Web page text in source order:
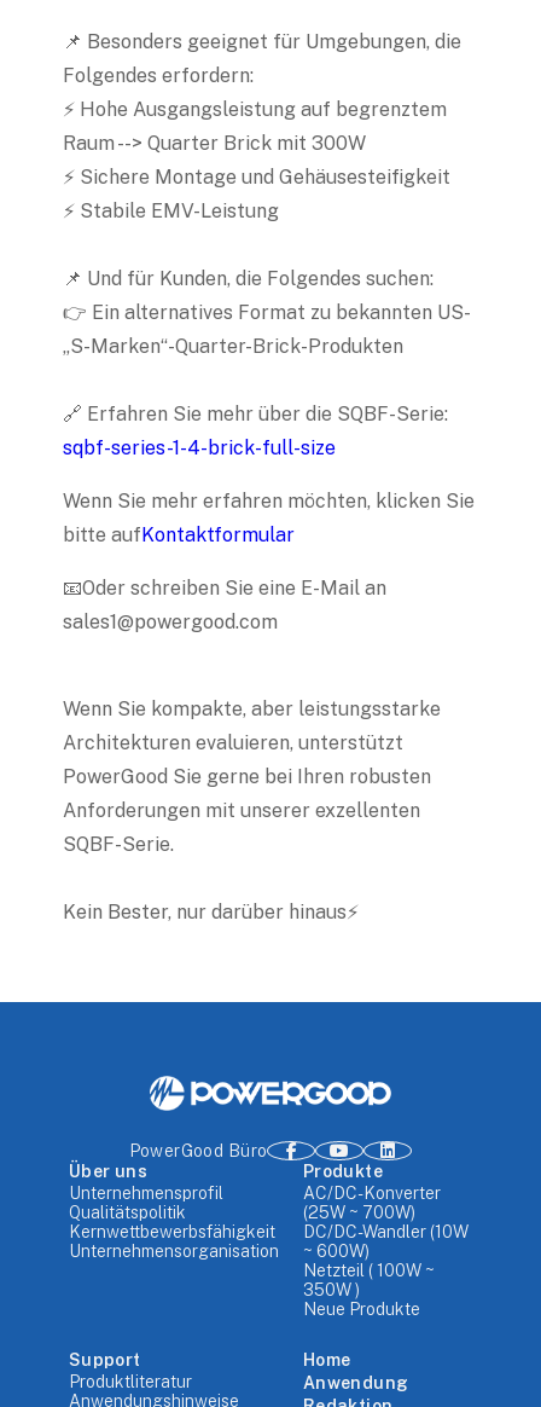
📌 Besonders geeignet für Umgebungen, die
Folgendes erfordern:
⚡ Hohe Ausgangsleistung auf begrenztem
Raum --> Quarter Brick mit 300W
⚡ Sichere Montage und Gehäusesteifigkeit
⚡ Stabile EMV-Leistung
📌 Und für Kunden, die Folgendes suchen:
👉 Ein alternatives Format zu bekannten US-
„S-Marken“-Quarter-Brick-Produkten
🔗 Erfahren Sie mehr über die SQBF-Serie:
sqbf-series-1-4-brick-full-size
Wenn Sie mehr erfahren möchten, klicken Sie
bitte auf Kontaktformular
📧Oder schreiben Sie eine E-Mail an
sales1@powergood.com
Wenn Sie kompakte, aber leistungsstarke
Architekturen evaluieren, unterstützt
PowerGood Sie gerne bei Ihren robusten
Anforderungen mit unserer exzellenten
SQBF-Serie.
Kein Bester, nur darüber hinaus⚡️
PowerGood Büro
Über uns
Unternehmensprofil
Qualitätspolitik
Kernwettbewerbsfähigkeit
Unternehmensorganisation
Produkte
AC/DC-Konverter
(25W ~ 700W)
DC/DC-Wandler (10W
~ 600W)
Netzteil ( 100W ~
350W )
Neue Produkte
Support
Produktliteratur
Anwendungshinweise
Home
Anwendung